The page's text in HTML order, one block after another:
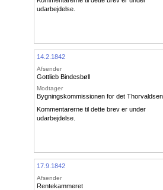
udarbejdelse.
14.2.1842
Afsender
Gottlieb Bindesbøll
Modtager
Bygningskommissionen for det
Kommentarerne til dette brev er under
udarbejdelse.
17.9.1842
Afsender
Rentekammeret